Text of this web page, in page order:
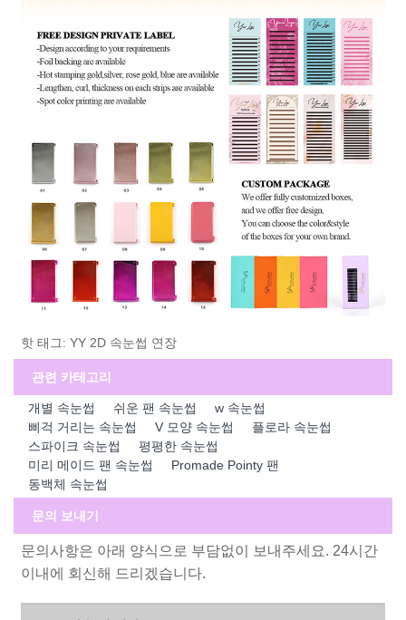
핫 태그: YY 2D 속눈썹 연장
관련 카테고리
개별 속눈썹 쉬운 팬 속눈썹
w 속눈썹
삐걱 거리는 속눈썹
V 모양 속눈썹
플로라 속눈썹
스파이크 속눈썹
평평한 속눈썹
미리 메이드 팬 속눈썹
Promade Pointy 팬
동백체 속눈썹
문의 보내기
문의사항은 아래 양식으로 부담없이 보내주세요. 24시간
이내에 회신해 드리겠습니다.